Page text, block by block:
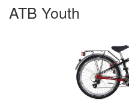
ATB Youth